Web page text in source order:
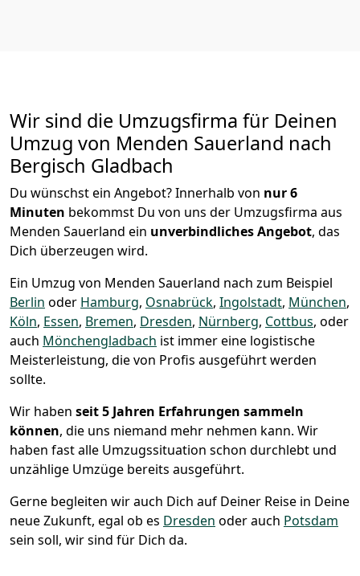
Wir sind die Umzugsfirma für Deinen
Umzug von Menden Sauerland nach
Bergisch Gladbach
Du wünschst ein Angebot? Innerhalb von nur 6
Minuten bekommst Du von uns der Umzugsfirma aus
Menden Sauerland ein unverbindliches Angebot, das
Dich überzeugen wird.
Ein Umzug von Menden Sauerland nach zum Beispiel
Berlin oder Hamburg, Osnabrück, Ingolstadt, München,
Köln, Essen, Bremen, Dresden, Nürnberg, Cottbus, oder
auch Mönchen­gladbach ist immer eine logistische
Meisterleistung, die von Profis ausgeführt werden
sollte.
Wir haben seit5 Jahren Erfahrungen sammeln
können, die uns niemand mehr nehmen kann. Wir
haben fast alle Umzugssituation schon durchlebt und
unzählige Umzüge bereits ausgeführt.
Gerne begleiten wir auch Dich auf Deiner Reise in Deine
neue Zukunft, egal ob es Dresden oder auch Potsdam
sein soll, wir sind für Dich da.